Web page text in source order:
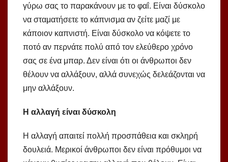
γύρω σας το παρακάνουν με το φαΐ. Είναι δύσκολο
να σταματήσετε το κάπνισμα αν ζείτε μαζί με
κάποιον καπνιστή. Είναι δύσκολο να κόψετε το
ποτό αν περνάτε πολύ από τον ελεύθερο χρόνο
σας σε ένα μπαρ. Δεν είναι ότι οι άνθρωποι δεν
θέλουν να αλλάξουν, αλλά συνεχώς δελεάζονται να
μην αλλάξουν.
Η αλλαγή είναι δύσκολη
Η αλλαγή απαιτεί πολλή προσπάθεια και σκληρή
δουλειά. Μερικοί άνθρωποι δεν είναι πρόθυμοι να